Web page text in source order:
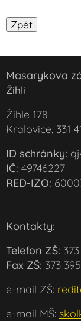
Masarykova
Žihli
Žihle 178
Kralovice, 331
ID schránky:
IČ: 49746227
RED-IZO:
Kontakty:
Telefon ZŠ:
Fax ZŠ: 373
e-mail ZŠ:
e-mail MŠ: